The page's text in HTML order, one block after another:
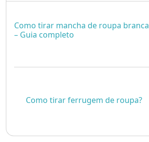
Como tirar mancha de roupa branca
– Guia completo
Como tirar ferrugem de roupa?